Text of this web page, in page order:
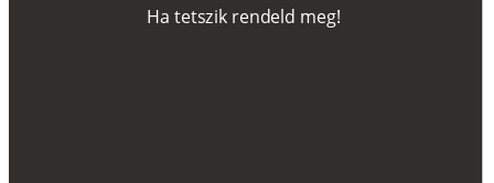
Ha tetszik rendeld meg!